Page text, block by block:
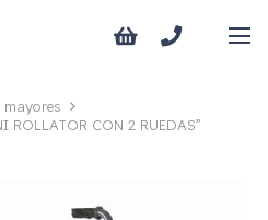
ROLLATOR CON 2 RUEDAS”